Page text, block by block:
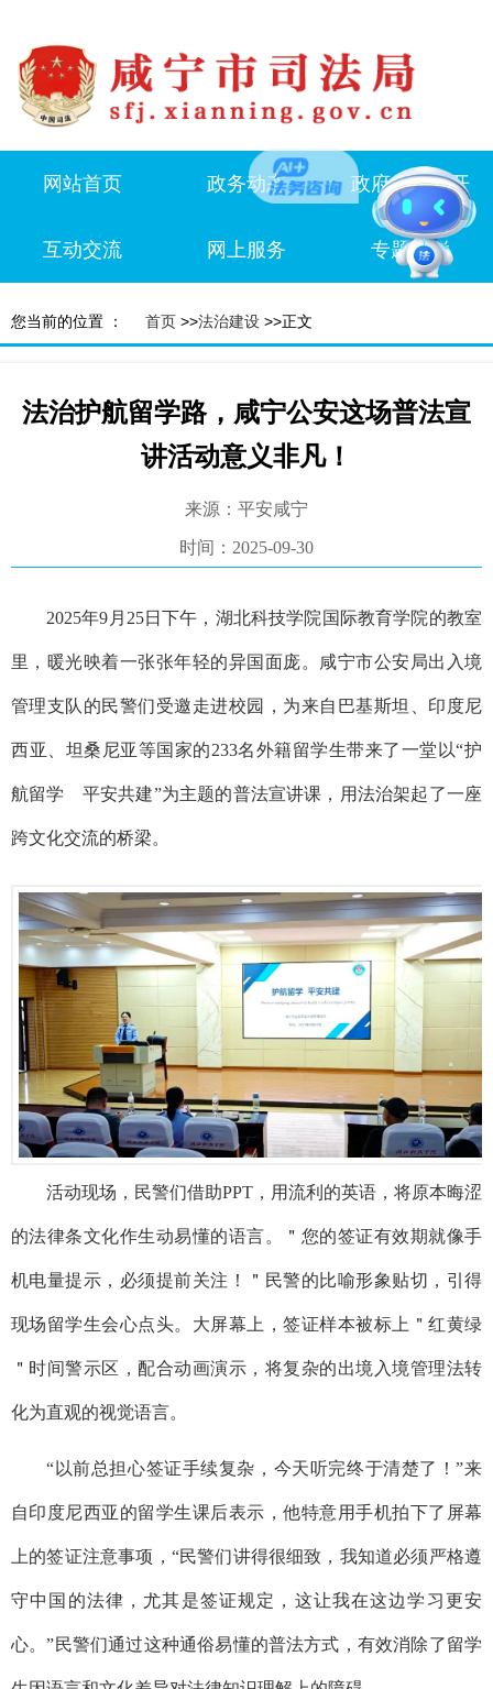
网站首页 政务动态 政府信息公开
互动交流 网上服务 专题专栏
您当前的位置 ： 首页 >>法治建设 >>正文
法治护航留学路，咸宁公安这场普法宣
讲活动意义非凡！
来源：平安咸宁
时间：2025-09-30
2025年9月25日下午，湖北科技学院国际教育学院的教室
里，暖光映着一张张年轻的异国面庞。咸宁市公安局出入境
管理支队的民警们受邀走进校园，为来自巴基斯坦、印度尼
西亚、坦桑尼亚等国家的233名外籍留学生带来了一堂以“护
航留学 平安共建”为主题的普法宣讲课，用法治架起了一座
跨文化交流的桥梁。
活动现场，民警们借助PPT，用流利的英语，将原本晦涩
的法律条文化作生动易懂的语言。＂您的签证有效期就像手
机电量提示，必须提前关注！＂民警的比喻形象贴切，引得
现场留学生会心点头。大屏幕上，签证样本被标上＂红黄绿
＂时间警示区，配合动画演示，将复杂的出境入境管理法转
化为直观的视觉语言。
“以前总担心签证手续复杂，今天听完终于清楚了！”来
自印度尼西亚的留学生课后表示，他特意用手机拍下了屏幕
上的签证注意事项，“民警们讲得很细致，我知道必须严格遵
守中国的法律，尤其是签证规定，这让我在这边学习更安
心。”民警们通过这种通俗易懂的普法方式，有效消除了留学